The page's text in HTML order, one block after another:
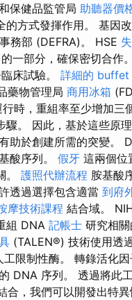
保健品監管局 助聽器價
方式發揮作用。 基因
務部 (DEFRA)。 HSE
的一部分，確保密切合作。
床試驗。 詳細的 buffet
藥物管理局 商用冰箱
時，重組率至少增加三
。 因此，基於這些原
助於創建所需的突變。
酸序列。 假牙 這兩個位
。 護照代辦流程 胺基酸
透過選擇包含適當 到府
摩技術課程 結合域。
組 DNA 記帳士 研究相
(TALEN®) 技術使用透
限制性酶。 轉錄活化
DNA 序列。 透過將此
合，我們可以開發出特